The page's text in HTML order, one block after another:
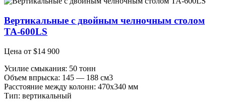
Вертикальные с двойным челночным столом
ТА-600LS
Цена от $14 900
Усилие смыкания: 50 тонн
Объем впрыска: 145 — 188 см3
Расстояние между колонн: 470х340 мм
Тип: вертикальный